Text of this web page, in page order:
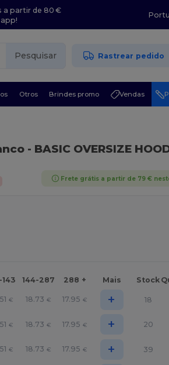
a partir de 80 €
Pesquisar Rastrear pedido
Otros Brindes promo Vendas
- BASIC OVERSIZE
Frete grátis a partir de 79 €
144-287 288 + Mais Stock
€ 18.73 € 17.95 € + 18
€ 18.73 € 17.95 € + 20
€ 18.73 € 17.95 € + 39